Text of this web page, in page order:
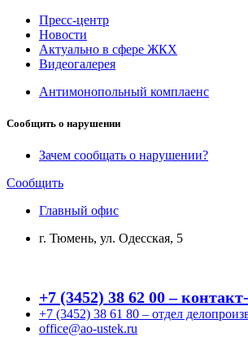
Пресс-центр
Новости
Актуально в сфере ЖКХ
Видеогалерея
Антимонопольный комплаенс
Сообщить о нарушении
Зачем сообщать о нарушении?
Сообщить
Главный офис
г. Тюмень, ул. Одесская, 5
+7 (3452) 38 62 00 –
+7 (3452) 38 61 80 – отдел
office@ao-ustek.ru